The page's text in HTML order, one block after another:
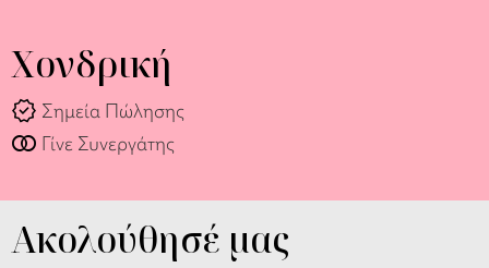
Χονδρική
verified Σημεία Πώλησης
join_full Γίνε Συνεργάτης
Ακολούθησέ μας